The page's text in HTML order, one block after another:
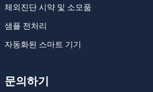
체외진단 시약 및 소모품
샘플 전처리
자동화된 스마트 기기
문의하기